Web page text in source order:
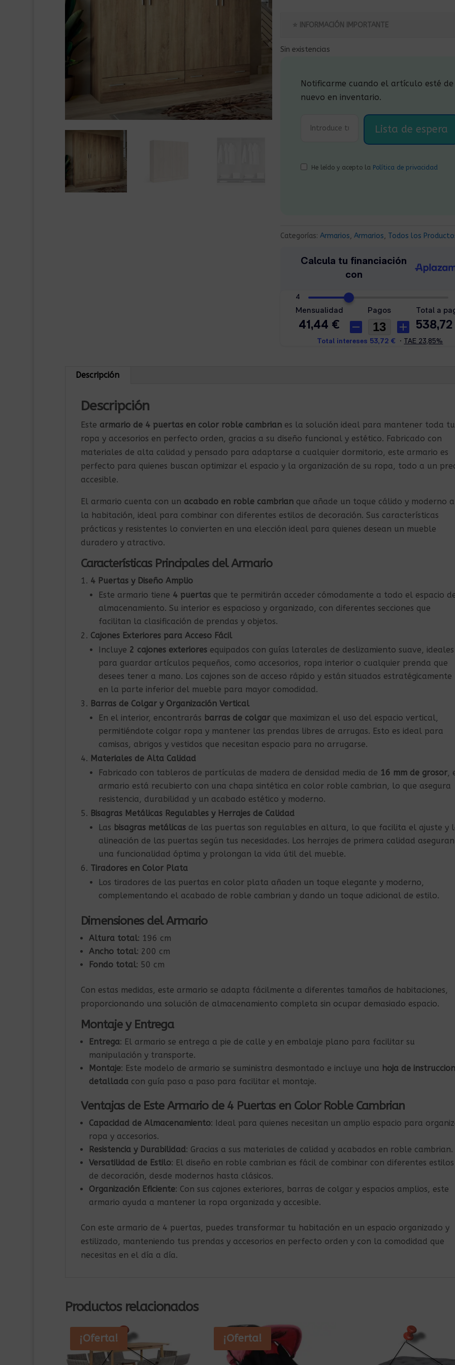
original
era:
⭐ INFORMACIÓN IMPORTANTE
Sin existencias
Notificarme cuando el artículo esté de
nuevo en inventario.
He leído y acepto la Política de privacidad
Categorías:Armarios,Armarios, Todos los
Descripción
Descripción
Este armario de 4 puertas en color roble cambrianes la solución ideal para mantener toda tu
ropa y accesorios en perfecto orden, gracias a su diseño funcional y estético. Fabricado con
materiales de alta calidad y pensado para adaptarse a cualquier dormitorio, este armario es
perfecto para quienes buscan optimizar el espacio y la organización de su ropa, todo a un
accesible.
El armario cuenta con un acabado en roble cambrianque añade un toque cálido y moderno a
la habitación, ideal para combinar con diferentes estilos de decoración. Sus características
prácticas y resistentes lo convierten en una elección ideal para quienes desean un mueble
duradero y atractivo.
Características Principales del Armario
4 Puertas y Diseño Amplio
Este armario tiene 4 puertasque te permitirán acceder cómodamente a todo el espacio
almacenamiento. Su interior es espacioso y organizado, con diferentes secciones que
facilitan la clasificación de prendas y objetos.
Cajones Exteriores para Acceso Fácil
Incluye 2 cajones exterioresequipados con guías laterales de deslizamiento suave, ideales
para guardar artículos pequeños, como accesorios, ropa interior o cualquier prenda que
desees tener a mano. Los cajones son de acceso rápido y están situados estratégicamente
en la parte inferior del mueble para mayor comodidad.
Barras de Colgar y Organización Vertical
En el interior, encontrarás barras de colgarque maximizan el uso del espacio vertical,
permitiéndote colgar ropa y mantener las prendas libres de arrugas. Esto es ideal para
camisas, abrigos y vestidos que necesitan espacio para no arrugarse.
Materiales de Alta Calidad
Fabricado con tableros de partículas de madera de densidad media de 16 mm de grosor,
armario está recubierto con una chapa sintética en color roble cambrian, lo que asegura
resistencia, durabilidad y un acabado estético y moderno.
Bisagras Metálicas Regulables y Herrajes de Calidad
Las bisagras metálicasde las puertas son regulables en altura, lo que facilita el ajuste y
alineación de las puertas según tus necesidades. Los herrajes de primera calidad aseguran
una funcionalidad óptima y prolongan la vida útil del mueble.
Tiradores en Color Plata
Los tiradores de las puertas en color plata añaden un toque elegante y moderno,
complementando el acabado de roble cambrian y dando un toque adicional de estilo.
Dimensiones del Armario
Altura total: 196 cm
Ancho total: 200 cm
Fondo total: 50 cm
Con estas medidas, este armario se adapta fácilmente a diferentes tamaños de habitaciones,
proporcionando una solución de almacenamiento completa sin ocupar demasiado espacio.
Montaje y Entrega
Entrega: El armario se entrega a pie de calle y en embalaje plano para facilitar su
manipulación y transporte.
Montaje: Este modelo de armario se suministra desmontado e incluye una hoja de
detalladacon guía paso a paso para facilitar el montaje.
Ventajas de Este Armario de 4 Puertas en Color Roble Cambrian
Capacidad de Almacenamiento: Ideal para quienes necesitan un amplio espacio para
ropa y accesorios.
Resistencia y Durabilidad: Gracias a sus materiales de calidad y acabados en roble cambrian.
Versatilidad de Estilo: El diseño en roble cambrian es fácil de combinar con diferentes estilos
de decoración, desde modernos hasta clásicos.
Organización Eficiente: Con sus cajones exteriores, barras de colgar y espacios amplios, este
armario ayuda a mantener la ropa organizada y accesible.
Con este armario de 4 puertas, puedes transformar tu habitación en un espacio organizado y
estilizado, manteniendo tus prendas y accesorios en perfecto orden y con la comodidad que
necesitas en el día a día.
Productos relacionados
¡Oferta! ¡Oferta!